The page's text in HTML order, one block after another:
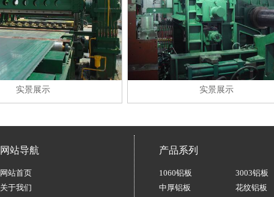
展示 实景展示
网站导航
网站首页
关于我们
产品系列
1060铝板
3003铝板
中厚铝板
花纹铝板